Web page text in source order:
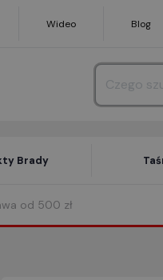
Wideo Blog
Brady
od 500 zł